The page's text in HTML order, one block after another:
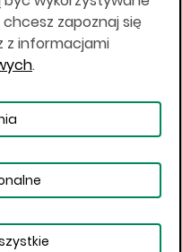
produktów
lub w której nie
obowiązujące
jest możliwe
zapoznaj się
z informacjami
.